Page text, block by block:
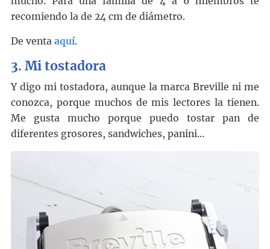
recomiendo la de 24 cm de diámetro.
De venta aquí.
3. Mi tostadora
Y digo mi tostadora, aunque la marca Breville ni me
conozca, porque muchos de mis lectores la tienen.
Me gusta mucho porque puedo tostar pan de
diferentes grosores, sandwiches, panini…